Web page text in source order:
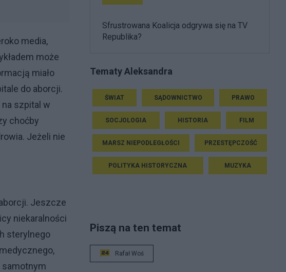
media,
może
miało
do aborcji.
na szpital w
choćby
Jeżeli nie
Jeszcze
niekaralności
sterylnego
samotnym
Sfrustrowana Koalicja odgrywa się na TV
Republika?
Tematy Aleksandra
ŚWIAT SĄDOWNICTWO PRAWO
SOCJOLOGIA HISTORIA FILM
MARSZ NIEPODLEGŁOŚCI PRZESTĘPCZOŚĆ
POLITYKA HISTORYCZNA MUZYKA
Piszą na ten temat
Rafał Woś